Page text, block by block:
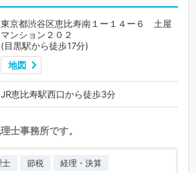
東京都渋谷区恵比寿南１ー１４ー６ 土屋
マンション２０２
(目黒駅から徒歩17分)
地図
JR恵比寿駅西口から徒歩3分
士事務所です。
士 節税 経理・決算